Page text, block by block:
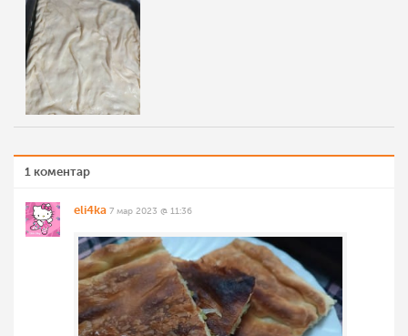
1 коментар
eli4ka 7 мар 2023 @ 11:36